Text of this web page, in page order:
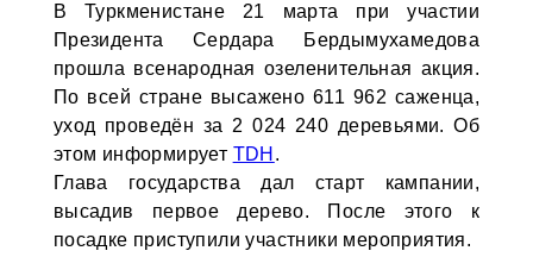
В Туркменистане 21 марта при участии
Президента Сердара Бердымухамедова
прошла всенародная озеленительная акция.
По всей стране высажено 611 962 саженца,
уход проведён за 2 024 240 деревьями. Об
этом информирует TDH .
Глава государства дал старт кампании,
высадив первое дерево. После этого к
посадке приступили участники мероприятия.